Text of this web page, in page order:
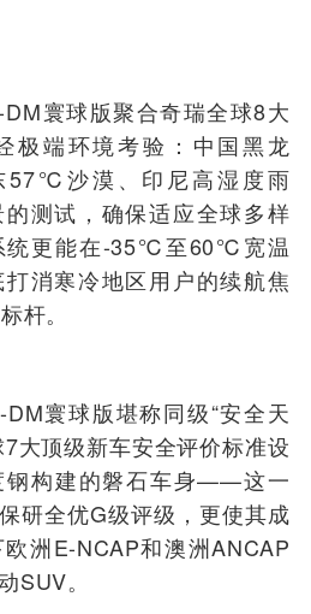
寰球版聚合奇瑞全球8大
极端环境考验：中国黑龙
沙漠、印尼高湿度雨
测试，确保适应全球多样
统更能在-35℃至60℃宽温
消寒冷地区用户的续航焦
杆。
寰球版堪称同级“安全天
大顶级新车安全评价标准设
钢构建的磐石车身——这一
研全优G级评级，更使其成
洲E-NCAP和澳洲ANCAP
SUV。